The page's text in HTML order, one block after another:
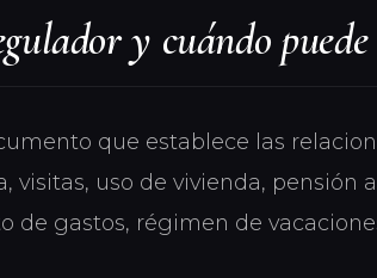
y cuándo
que establece las
visitas, uso de vivienda, pensión
de gastos, régimen de